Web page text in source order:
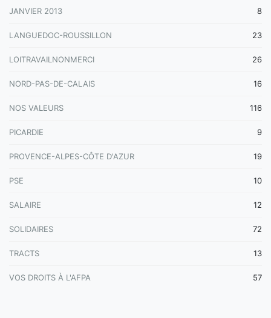
JANVIER 2013 8
LANGUEDOC-ROUSSILLON 23
LOITRAVAILNONMERCI 26
NORD-PAS-DE-CALAIS 16
NOS VALEURS 116
PICARDIE 9
PROVENCE-ALPES-CÔTE D'AZUR 19
PSE 10
SALAIRE 12
SOLIDAIRES 72
TRACTS 13
VOS DROITS À L'AFPA 57